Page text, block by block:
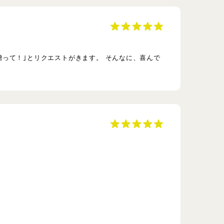
て！｣とリクエストがきます。 そんなに、喜んで